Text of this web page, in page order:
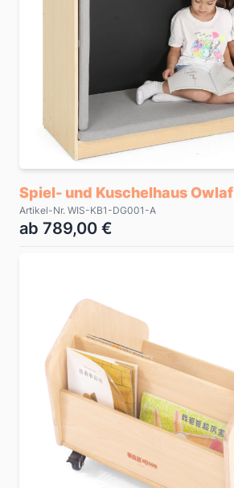
Spiel- und Kuschelhaus Owlaf
Artikel-Nr. WIS-KB1-DG001-A
ab 789,00 €